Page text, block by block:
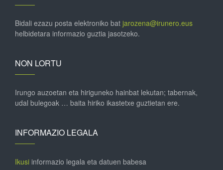
Bidali ezazu posta elektroniko bat jarozena@irunero.eus
helbidetara informazio guztia jasotzeko.
NON LORTU
Irungo auzoetan eta hiriguneko hainbat lekutan; tabernak,
udal bulegoak … baita hiriko ikastetxe guztietan ere.
INFORMAZIO LEGALA
Ikusi informazio legala eta datuen babesa